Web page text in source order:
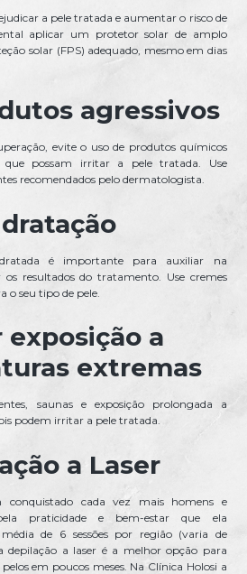
a pele tratada e aumentar o risco de
aplicar um protetor solar de amplo
solar (FPS) adequado, mesmo em dias
agressivos
evite o uso de produtos químicos
que possam irritar a pele tratada. Use
recomendados pelo dermatologista.
é importante para auxiliar na
resultados do tratamento. Use cremes
o seu tipo de pele.
exposição a
extremas
saunas e exposição prolongada a
podem irritar a pele tratada.
a Laser
cada vez mais homens e
praticidade e bem-estar que ela
de 6 sessões por região (varia de
depilação a laser é a melhor opção para
em poucos meses. Na Clínica Holosi a